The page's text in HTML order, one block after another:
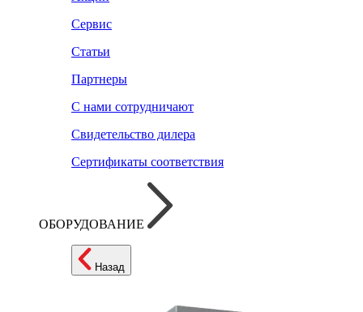
Сервис
Статьи
Партнеры
С нами сотрудничают
Свидетельство дилера
Сертификаты соответствия
ОБОРУДОВАНИЕ
Назад